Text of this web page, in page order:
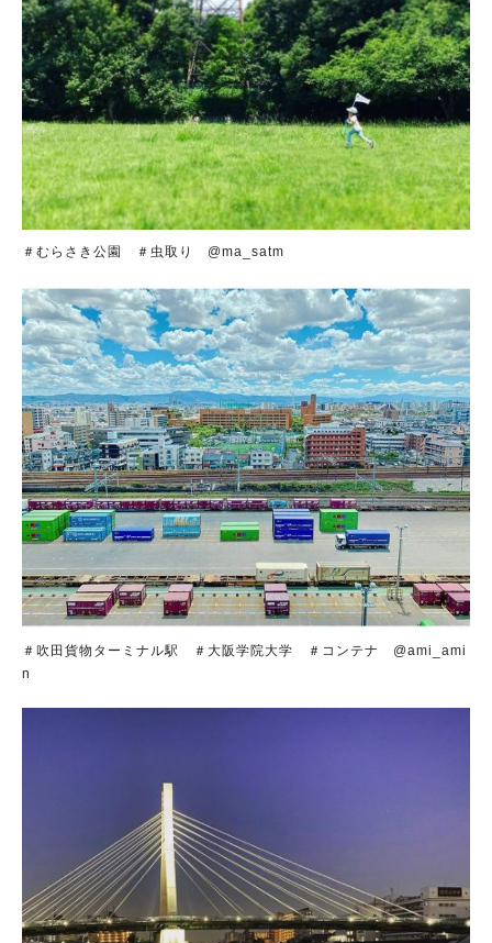
＃むらさき公園 ＃虫取り @ma_satm
＃吹田貨物ターミナル駅 ＃大阪学院大学 ＃コンテナ @ami_ami
n